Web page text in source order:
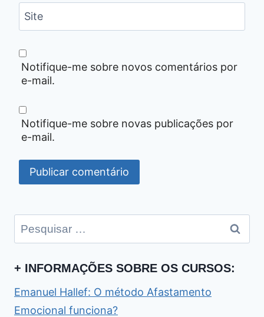
Site
Notifique-me sobre novos comentários por
e-mail.
Notifique-me sobre novas publicações por
e-mail.
Pesquisar
por:
+ INFORMAÇÕES SOBRE OS CURSOS:
Emanuel Hallef: O método Afastamento
Emocional funciona?